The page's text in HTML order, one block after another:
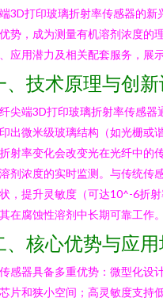
3D打印玻璃折射率传感器的
势，成为测量有机溶剂浓度的
应用潜力及相关配套服务，展
、技术原理与创
尖端3D打印玻璃折射率传感
出微米级玻璃结构（如光栅或
射率变化会改变光在光纤中的
剂浓度的实时监测。与传统传
，提升灵敏度（可达10^-6折
在腐蚀性溶剂中长期可靠工作。
、核心优势与应
感器具备多重优势：微型化设
片和狭小空间；高灵敏度支持